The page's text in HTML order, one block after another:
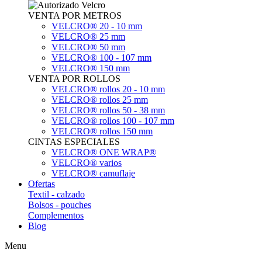
VENTA POR METROS
VELCRO® 20 - 10 mm
VELCRO® 25 mm
VELCRO® 50 mm
VELCRO® 100 - 107 mm
VELCRO® 150 mm
VENTA POR ROLLOS
VELCRO® rollos 20 - 10 mm
VELCRO® rollos 25 mm
VELCRO® rollos 50 - 38 mm
VELCRO® rollos 100 - 107 mm
VELCRO® rollos 150 mm
CINTAS ESPECIALES
VELCRO® ONE WRAP®
VELCRO® varios
VELCRO® camuflaje
Ofertas
Textil - calzado
Bolsos - pouches
Complementos
Blog
Menu